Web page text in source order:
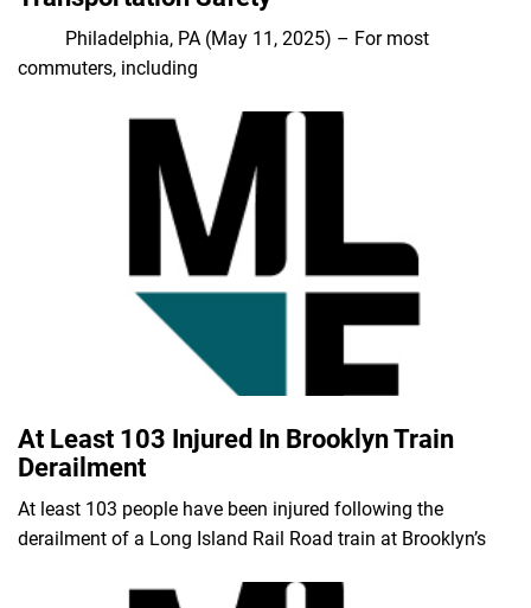
Philadelphia, PA (May 11, 2025) – For most
commuters, including
At Least 103 Injured In Brooklyn Train
Derailment
At least 103 people have been injured following the
derailment of a Long Island Rail Road train at Brooklyn’s